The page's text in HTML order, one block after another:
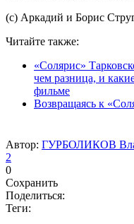
(с) Аркадий и Борис
Читайте также:
«Солярис»
чем разница, и
фильме
Возвращаясь к
Автор: ГУРБОЛИКОВ
2
0
Сохранить
Поделиться:
Теги: